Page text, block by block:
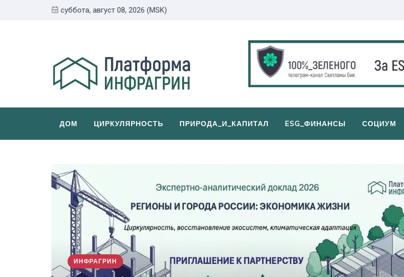
суббота, август 08, 2026 (MSK)
ДОМ ЦИРКУЛЯРНОСТЬ ПРИРОДА_И_КАПИТАЛ ESG_ФИНАНСЫ СОЦИУМ
ИНФРАГРИН